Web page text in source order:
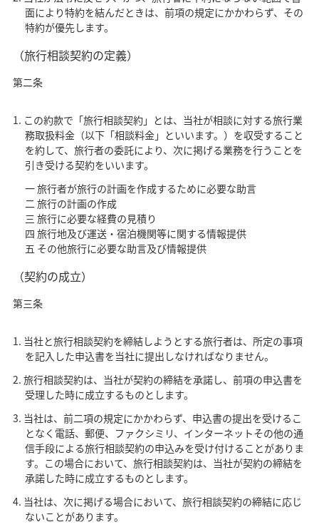
面により特約を結んだときは、前項の規定にかかわらず、その
特約が優先します。
（旅行相談契約の定義）
第二条
この約款で「旅行相談契約」とは、当社が相談に対する旅行業
務取扱料金（以下「相談料金」といいます。）を収受すること
を約して、旅行者の委託により、次に掲げる業務を行うことを
引き受ける契約をいいます。
一 旅行者が旅行の計画を作成するために必要な助言
二 旅行の計画の作成
三 旅行に必要な経費の見積り
四 旅行地及び運送・宿泊機関等に関する情報提供
五 その他旅行に必要な助言及び情報提供
（契約の成立）
第三条
当社と旅行相談契約を締結しようとする旅行者は、所定の事項
を記入した申込書を当社に提出しなければなりません。
旅行相談契約は、当社が契約の締結を承諾し、前項の申込書を
受理した時に成立するものとします。
当社は、前二項の規定にかかわらず、申込書の提出を受けるこ
となく電話、郵便、ファクシミリ、インターネットその他の通
信手段による旅行相談契約の申込みを受け付けることがありま
す。この場合において、旅行相談契約は、当社が契約の締結を
承諾した時に成立するものとします。
当社は、次に掲げる場合において、旅行相談契約の締結に応じ
ないことがあります。